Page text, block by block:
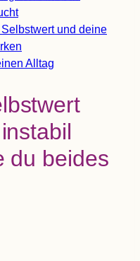
und deine
Alltag
du bei­des